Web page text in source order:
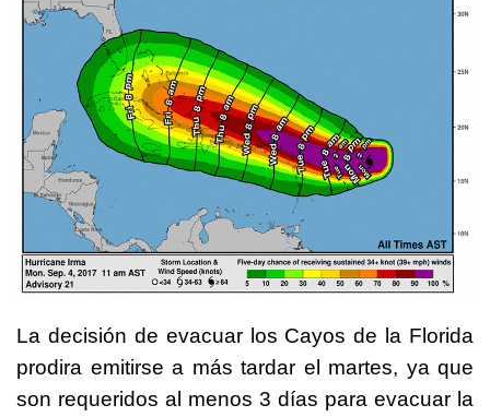
La decisión de evacuar los Cayos de la Florida
prodira emitirse a más tardar el martes, ya que
son requeridos al menos 3 días para evacuar la